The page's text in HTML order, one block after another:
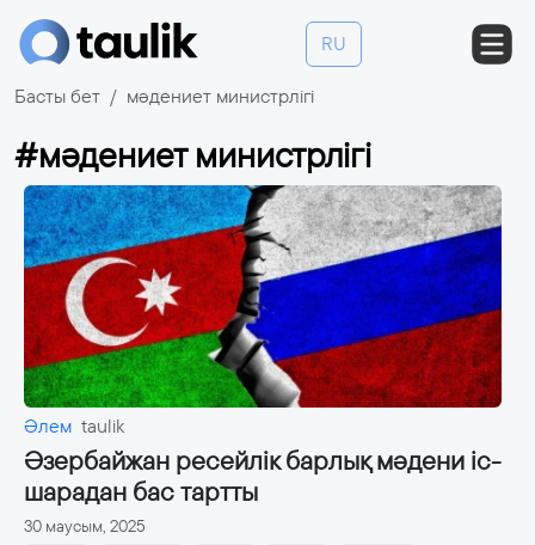
RU
Басты бет мәдениет министрлігі
#мәдениет министрлігі
Әлем taulik
Әзербайжан ресейлік барлық мәдени іс-
шарадан бас тартты
30 маусым, 2025